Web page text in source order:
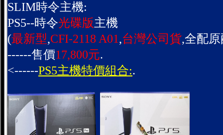
SLIM時令主機:
PS5--時令光碟版主機
(最新型,CFI-2118 A01,台灣公司貨,全配
------售價17,800元.
<------PS5主機特價組合:.